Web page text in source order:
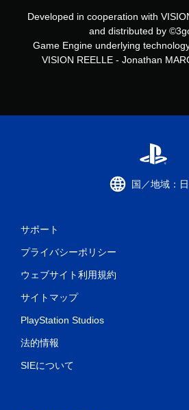
Developed in cooperation with
and distributed by
Game Engine underlying
VISION REELLE - Jonathan
国／地域：
サポート
プライバシーポリシー
ウェブサイト利用規約
サイトマップ
PlayStation Studios
法的情報
SIEについて